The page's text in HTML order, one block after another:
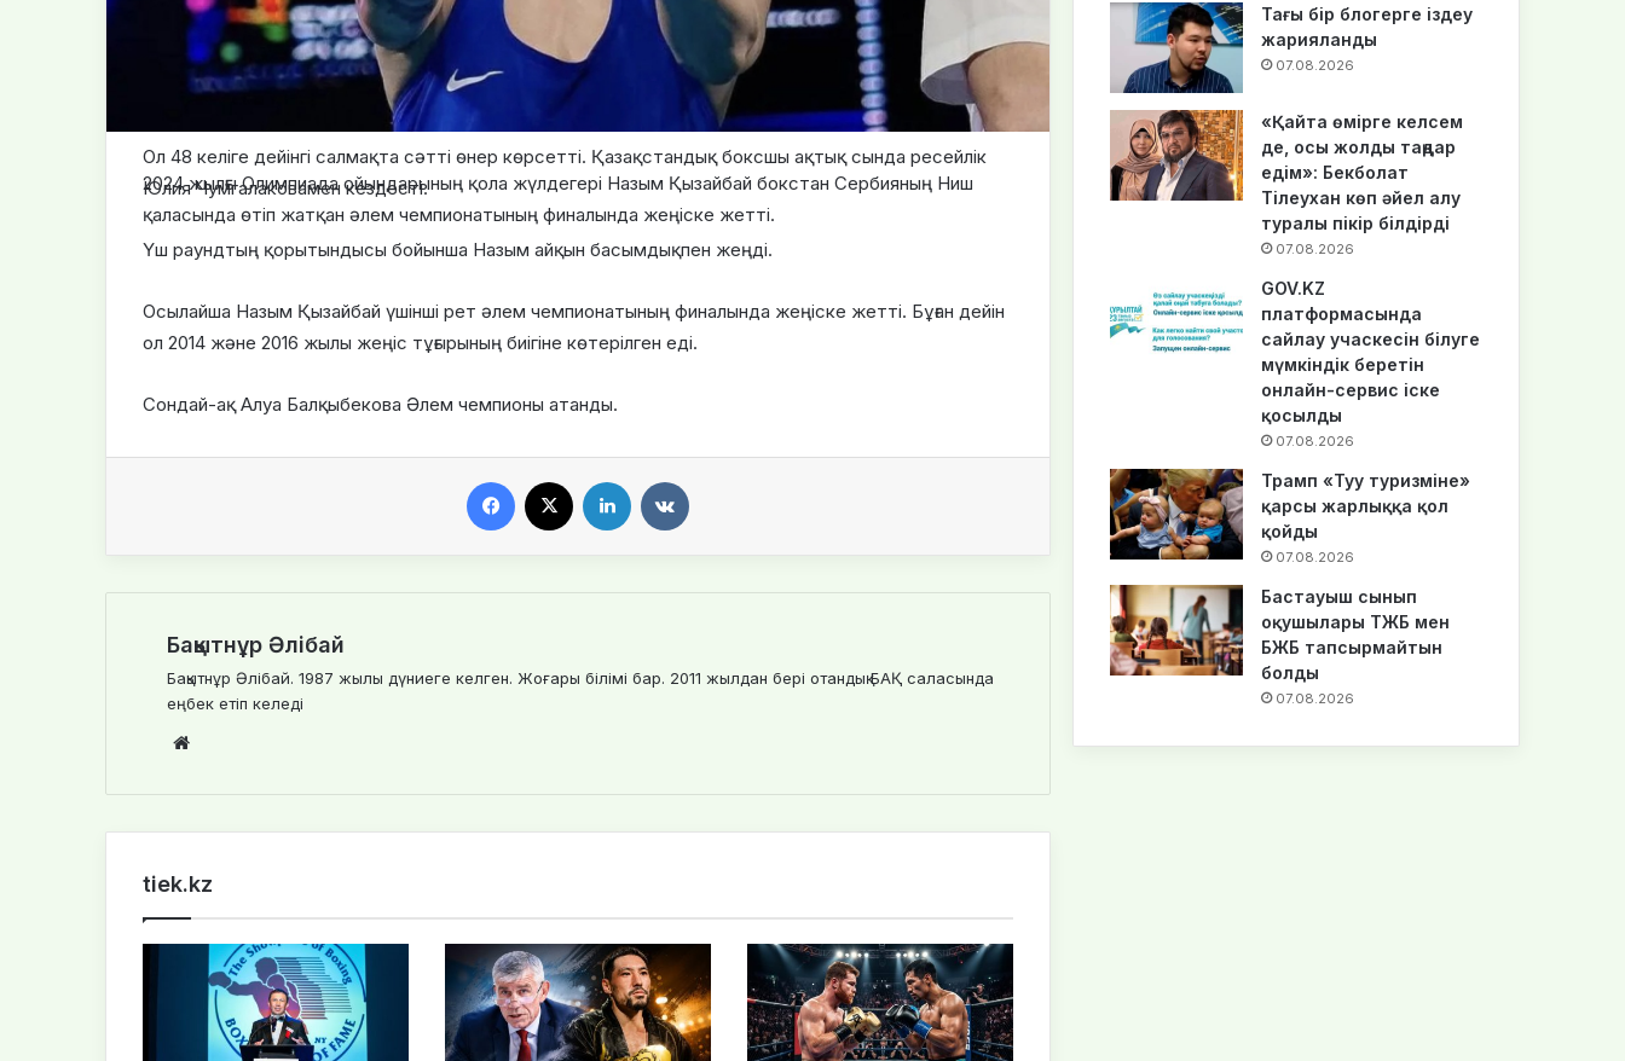
2024 жылғы Олимпиада ойындарының қола жүлдегері Назым Қызайбай бокстан Сербияның Ниш
қаласында өтіп жатқан әлем чемпионатының финалында жеңіске жетті.
Ол 48 келіге дейінгі салмақта сәтті өнер көрсетті. Қазақстандық боксшы ақтық сында ресейлік
Юлия Чумгалаковамен кездесті.
Үш раундтың қорытындысы бойынша Назым айқын басымдықпен жеңді.
Осылайша Назым Қызайбай үшінші рет әлем чемпионатының финалында жеңіске жетті. Бұған дейін
ол 2014 және 2016 жылы жеңіс тұғырының биігіне көтерілген еді.
Сондай-ақ Алуа Балқыбекова Әлем чемпионы атанды.
Facebook LinkedIn
Бақытнұр Әлібай
Бақытнұр Әлібай. 1987 жылы дүниеге келген. Жоғары білімі бар. 2011 жылдан бері отандық БАҚ саласында
еңбек етіп келеді
tiek.kz
Тағы бір блогерге іздеу
жарияланды
07.08.2026
«Қайта өмірге келсем
де, осы жолды таңдар
едім»: Бекболат
Тілеухан көп әйел алу
туралы пікір білдірді
07.08.2026
GOV.KZ
платформасында
сайлау учаскесін білуге
мүмкіндік беретін
онлайн-сервис іске
қосылды
07.08.2026
Трамп «Туу туризміне»
қарсы жарлыққа қол
қойды
07.08.2026
Бастауыш сынып
оқушылары ТЖБ мен
БЖБ тапсырмайтын
болды
07.08.2026